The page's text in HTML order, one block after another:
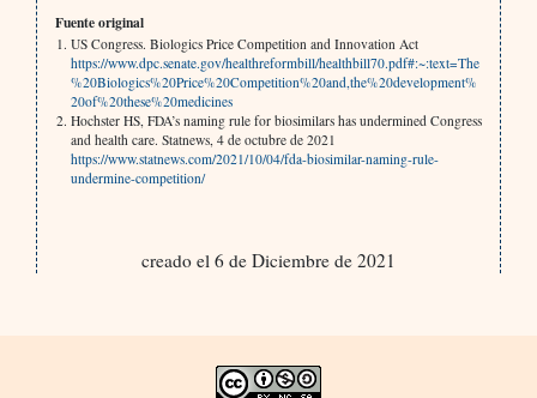
Fuente original
US Congress. Biologics Price Competition and Innovation Act
https://www.dpc.senate.gov/healthreformbill/healthbill70.pdf#:~:text=The
%20Biologics%20Price%20Competition%20and,the%20development%
20of%20these%20medicines
Hochster HS, FDA’s naming rule for biosimilars has undermined Congress
and health care. Statnews, 4 de octubre de 2021
https://www.statnews.com/2021/10/04/fda-biosimilar-naming-rule-
undermine-competition/
creado el 6 de Diciembre de 2021